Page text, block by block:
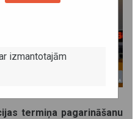
termiņa pagarināšanu
izmantotajām